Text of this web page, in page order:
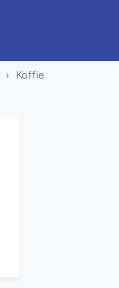
Koffie